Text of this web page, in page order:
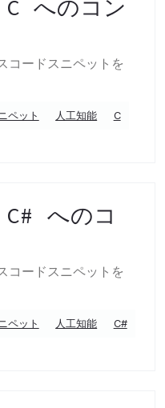
へのコン
コードスニペットを
ペット 人工知能
C
へのコ
コードスニペットを
ペット 人工知能
C#